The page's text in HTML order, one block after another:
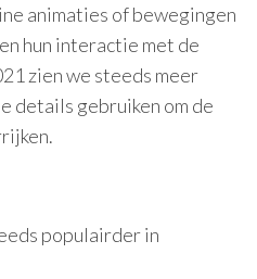
animaties of bewegingen
hun interactie met de
zien we steeds meer
details gebruiken om de
populairder in